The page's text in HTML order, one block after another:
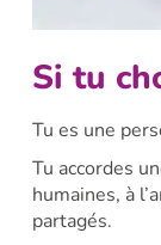
Si tu
Tu es une
Tu accordes
humaines, à
partagés.